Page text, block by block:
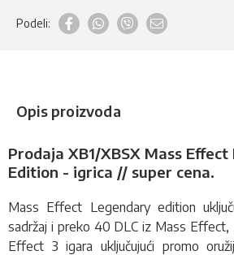
Podeli:
Opis proizvoda
Prodaja XB1/XBSX Mass
Edition - igrica // super cena.
Mass Effect Legendary edition
sadržaj i preko 40 DLC iz Mass
Effect 3 igara uključujući promo